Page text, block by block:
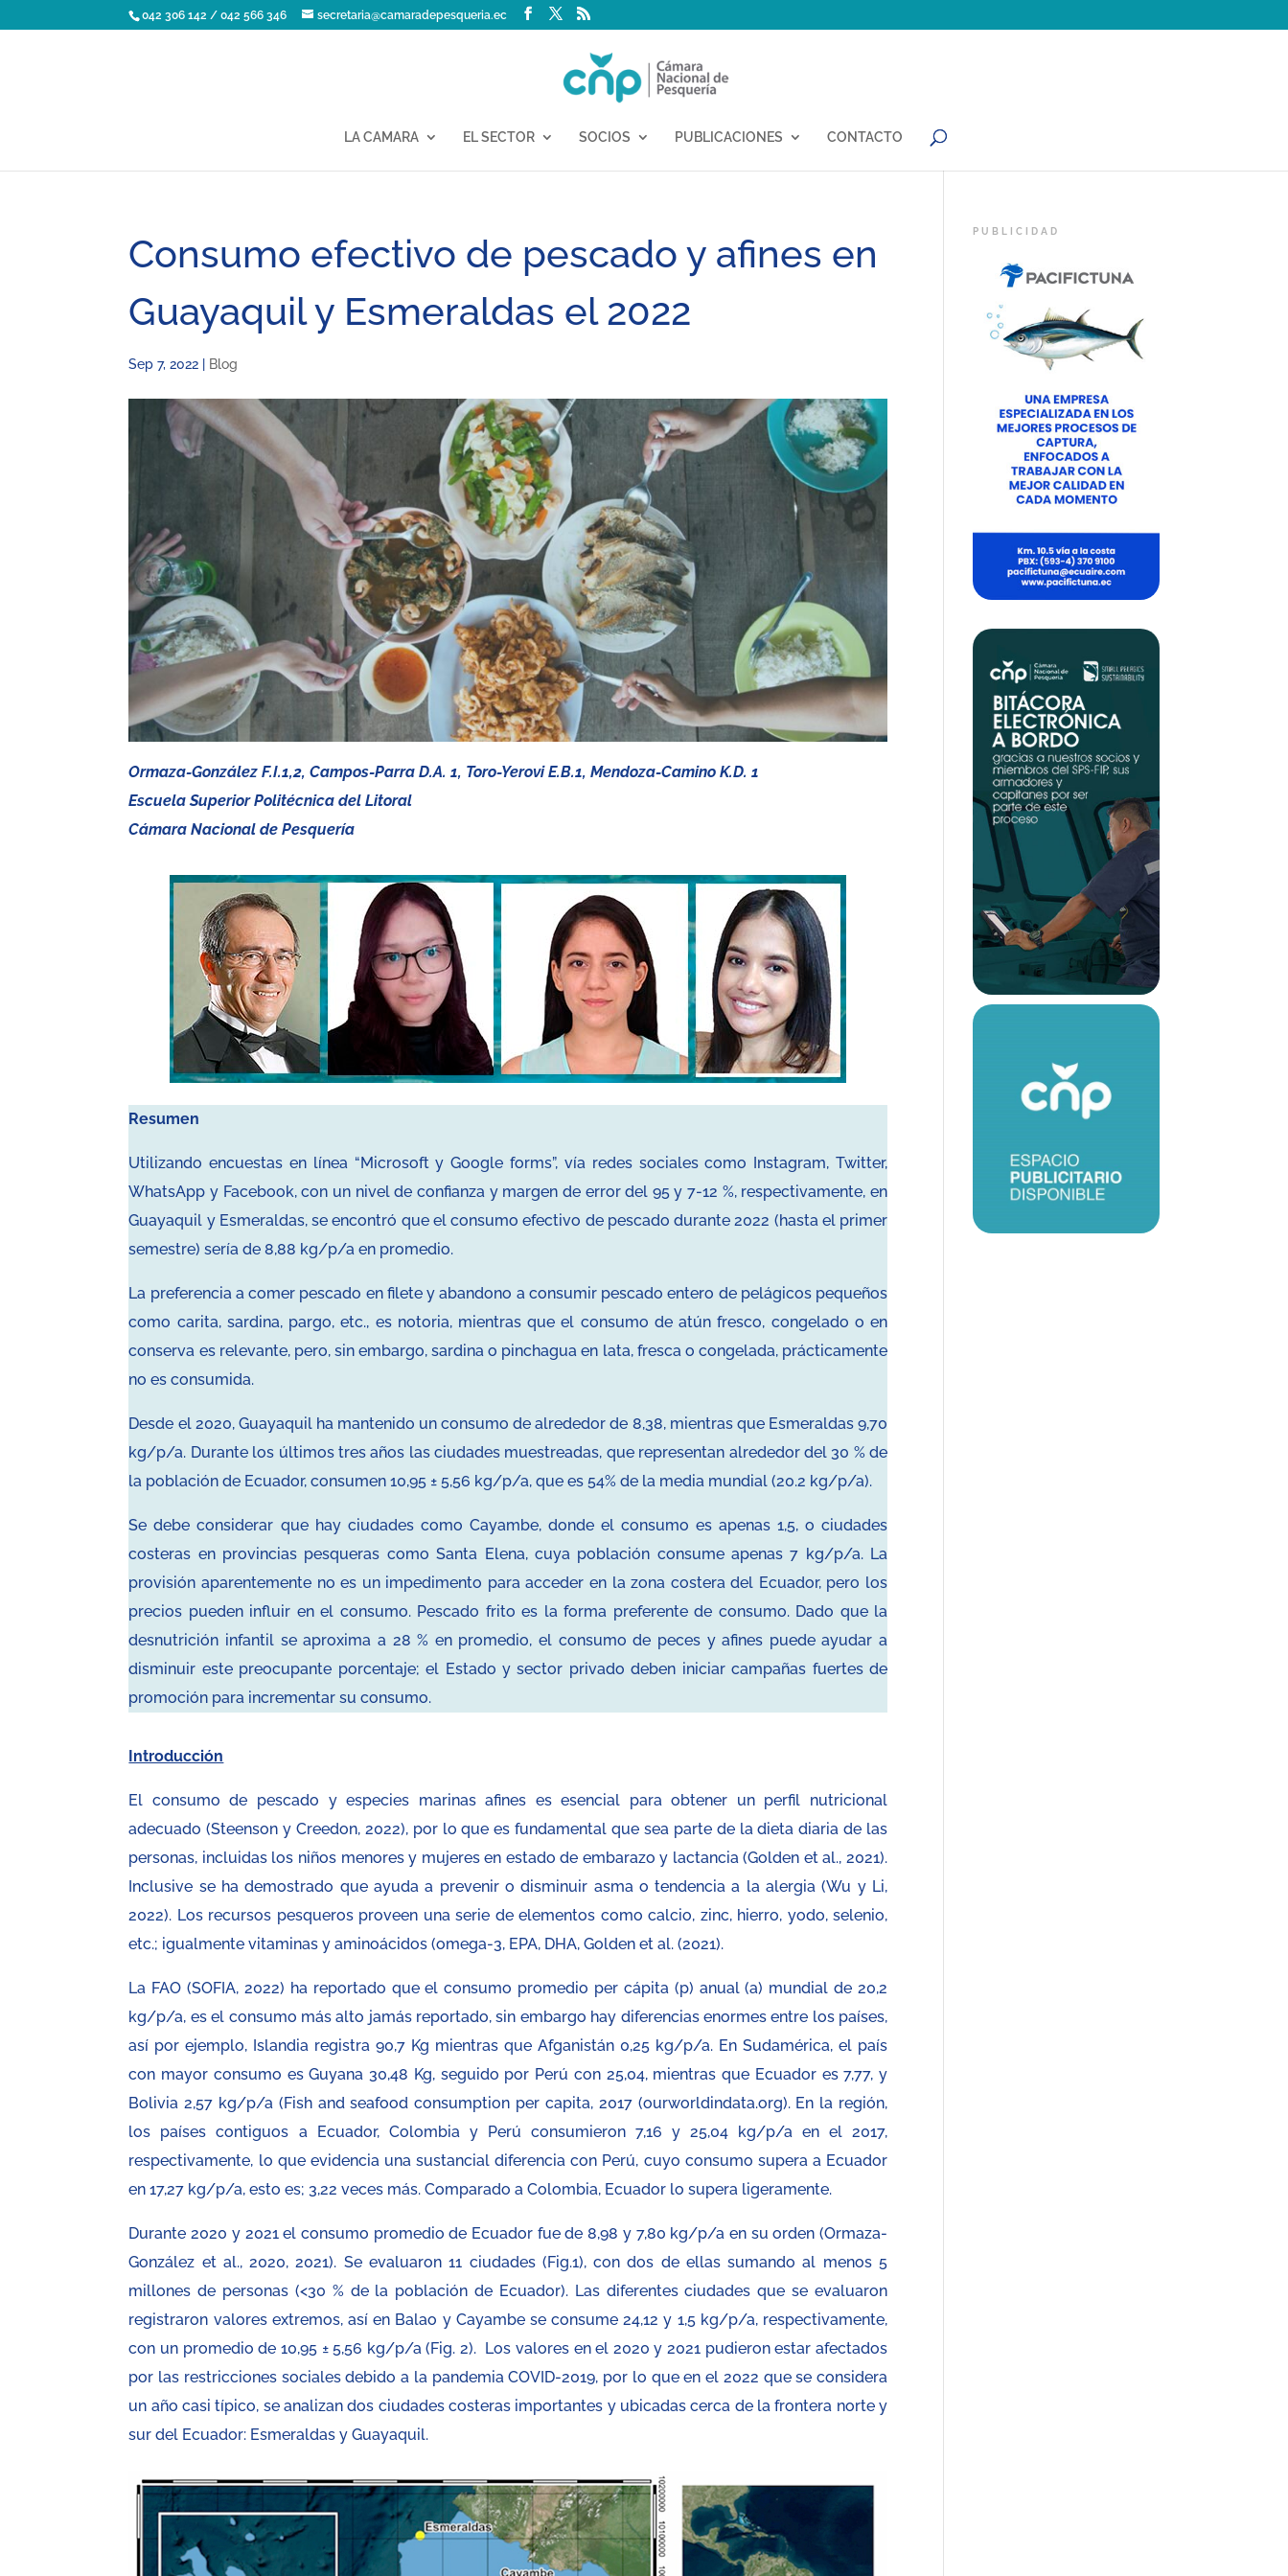
042 306 142 / 042 566 346 secretaria@camaradepesqueria.ec
LA CAMARA EL SECTOR SOCIOS PUBLICACIONES CONTACTO
Consumo efectivo de pescado y afines en
Guayaquil y Esmeraldas el 2022
Sep 7, 2022 Blog
Ormaza-González F.I.1,2, Campos-Parra D.A. 1, Toro-Yerovi E.B.1, Mendoza-Camino K.D. 1
Escuela Superior Politécnica del Litoral
Cámara Nacional de Pesquería
Resumen
Utilizando encuestas en línea “Microsoft y Google forms”, vía redes sociales como Instagram, Twitter,
WhatsApp y Facebook, con un nivel de confianza y margen de error del 95 y 7-12 %, respectivamente, en
Guayaquil y Esmeraldas, se encontró que el consumo efectivo de pescado durante 2022 (hasta el primer
semestre) sería de 8,88 kg/p/a en promedio.
La preferencia a comer pescado en filete y abandono a consumir pescado entero de pelágicos pequeños
como carita, sardina, pargo, etc., es notoria, mientras que el consumo de atún fresco, congelado o en
conserva es relevante, pero, sin embargo, sardina o pinchagua en lata, fresca o congelada, prácticamente
no es consumida.
Desde el 2020, Guayaquil ha mantenido un consumo de alrededor de 8,38, mientras que Esmeraldas 9,70
kg/p/a. Durante los últimos tres años las ciudades muestreadas, que representan alrededor del 30 % de
la población de Ecuador, consumen 10,95 ± 5,56 kg/p/a, que es 54% de la media mundial (20.2 kg/p/a).
Se debe considerar que hay ciudades como Cayambe, donde el consumo es apenas 1,5, o ciudades
costeras en provincias pesqueras como Santa Elena, cuya población consume apenas 7 kg/p/a. La
provisión aparentemente no es un impedimento para acceder en la zona costera del Ecuador, pero los
precios pueden influir en el consumo. Pescado frito es la forma preferente de consumo. Dado que la
desnutrición infantil se aproxima a 28 % en promedio, el consumo de peces y afines puede ayudar a
disminuir este preocupante porcentaje; el Estado y sector privado deben iniciar campañas fuertes de
promoción para incrementar su consumo.
Introducción
El consumo de pescado y especies marinas afines es esencial para obtener un perfil nutricional
adecuado (Steenson y Creedon, 2022), por lo que es fundamental que sea parte de la dieta diaria de las
personas, incluidas los niños menores y mujeres en estado de embarazo y lactancia (Golden et al., 2021).
Inclusive se ha demostrado que ayuda a prevenir o disminuir asma o tendencia a la alergia (Wu y Li,
2022). Los recursos pesqueros proveen una serie de elementos como calcio, zinc, hierro, yodo, selenio,
etc.; igualmente vitaminas y aminoácidos (omega-3, EPA, DHA, Golden et al. (2021).
La FAO (SOFIA, 2022) ha reportado que el consumo promedio per cápita (p) anual (a) mundial de 20,2
kg/p/a, es el consumo más alto jamás reportado, sin embargo hay diferencias enormes entre los países,
así por ejemplo, Islandia registra 90,7 Kg mientras que Afganistán 0,25 kg/p/a. En Sudamérica, el país
con mayor consumo es Guyana 30,48 Kg, seguido por Perú con 25,04, mientras que Ecuador es 7,77, y
Bolivia 2,57 kg/p/a (Fish and seafood consumption per capita, 2017 (ourworldindata.org). En la región,
los países contiguos a Ecuador, Colombia y Perú consumieron 7,16 y 25,04 kg/p/a en el 2017,
respectivamente, lo que evidencia una sustancial diferencia con Perú, cuyo consumo supera a Ecuador
en 17,27 kg/p/a, esto es; 3,22 veces más. Comparado a Colombia, Ecuador lo supera ligeramente.
Durante 2020 y 2021 el consumo promedio de Ecuador fue de 8,98 y 7,80 kg/p/a en su orden (Ormaza-
González et al., 2020, 2021). Se evaluaron 11 ciudades (Fig.1), con dos de ellas sumando al menos 5
millones de personas (<30 % de la población de Ecuador). Las diferentes ciudades que se evaluaron
registraron valores extremos, así en Balao y Cayambe se consume 24,12 y 1,5 kg/p/a, respectivamente,
con un promedio de 10,95 ± 5,56 kg/p/a (Fig. 2). Los valores en el 2020 y 2021 pudieron estar afectados
por las restricciones sociales debido a la pandemia COVID-2019, por lo que en el 2022 que se considera
un año casi típico, se analizan dos ciudades costeras importantes y ubicadas cerca de la frontera norte y
sur del Ecuador: Esmeraldas y Guayaquil.